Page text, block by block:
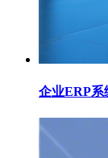
企业ERP系